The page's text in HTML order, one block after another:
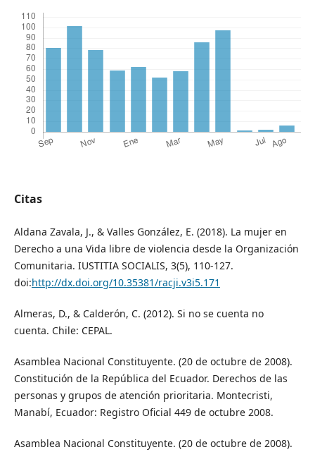
Citas
Aldana Zavala, J., & Valles González, E. (2018). La mujer en
Derecho a una Vida libre de violencia desde la Organización
Comunitaria. IUSTITIA SOCIALIS, 3(5), 110-127.
doi:http://dx.doi.org/10.35381/racji.v3i5.171
Almeras, D., & Calderón, C. (2012). Si no se cuenta no
cuenta. Chile: CEPAL.
Asamblea Nacional Constituyente. (20 de octubre de 2008).
Constitución de la República del Ecuador. Derechos de las
personas y grupos de atención prioritaria. Montecristi,
Manabí, Ecuador: Registro Oficial 449 de octubre 2008.
Asamblea Nacional Constituyente. (20 de octubre de 2008).